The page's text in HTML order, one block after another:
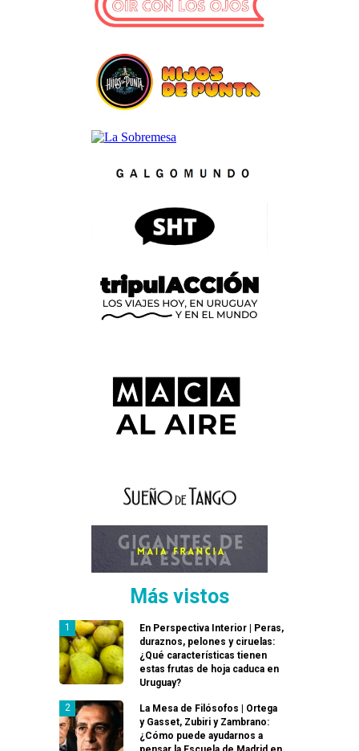
Más vistos
En Perspectiva Interior | Peras,
duraznos, pelones y ciruelas:
¿Qué características tienen
estas frutas de hoja caduca en
Uruguay?
La Mesa de Filósofos | Ortega
y Gasset, Zubiri y Zambrano:
¿Cómo puede ayudarnos a